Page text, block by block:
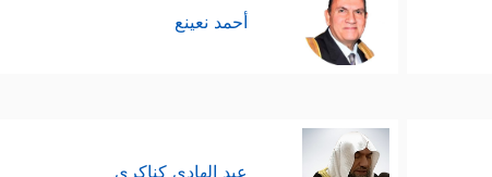
أحمد نعينع
عبد الهادي كناكري